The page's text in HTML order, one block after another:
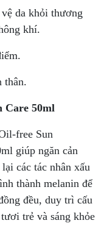
da khỏi thương
khí.
thân.
Care 50ml
free Sun
giúp ngăn cản
các tác nhân xấu
thành melanin để
đều, duy trì cấu
trẻ và sáng khỏe